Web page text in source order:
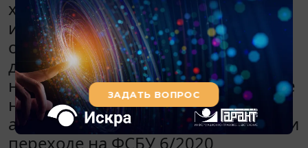
хозяйственное ведение со 100%
износом. Эксплуатируя данные
основные средства в процессе
деятельности, предприятие не
начисляло амортизацию, то есть не
несло расходов в виде
амортизационных начислений. При
переходе на ФСБУ 6/2020